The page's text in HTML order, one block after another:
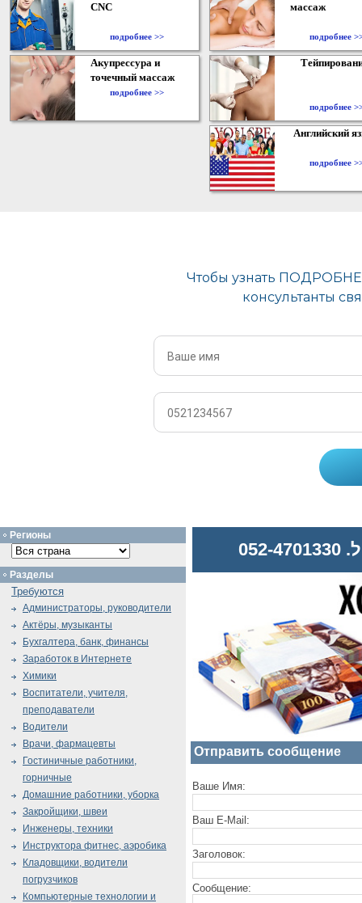
CNC
подробнее >>
массаж
подробнее
Акупрессура и
точечный массаж
подробнее >>
подробнее
Английский
подробнее
Отправить сообщение
Ваше Имя:
Ваш E-Mail:
Заголовок:
Сообщение:
Регионы
Разделы
Требуются
Администраторы, руководители
Актёры, музыканты
Бухгалтера, банк, финансы
Заработок в Интернете
Химики
Воспитатели, учителя,
преподаватели
Водители
Врачи, фармацевты
Гостиничные работники,
горничные
Домашние работники, уборка
Закройщики, швеи
Инженеры, техники
Инструктора фитнес, аэробика
Кладовщики, водители
погрузчиков
Компьютерные технологии и